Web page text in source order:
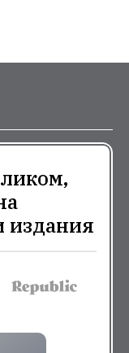
издания